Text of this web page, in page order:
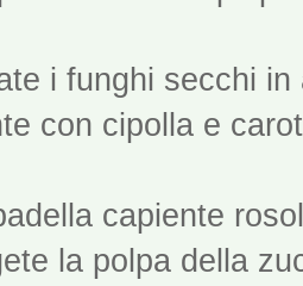
i funghi secchi
con cipolla e
capiente
la polpa della